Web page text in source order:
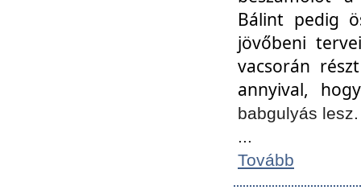
Bálint pedig
jövőbeni
vacsorán
annyival,
babgulyás
...
Tovább